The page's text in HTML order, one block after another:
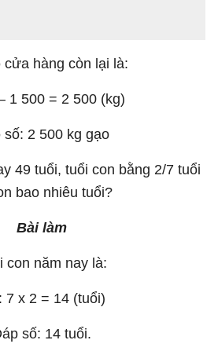
cửa hàng còn lại là:
1 500 = 2 500 (kg)
2 500 kg gạo
49 tuổi, tuổi con bằng 2/7 tuổi
bao nhiêu tuổi?
Bài làm
con năm nay là:
7 x 2 = 14 (tuổi)
số: 14 tuổi.